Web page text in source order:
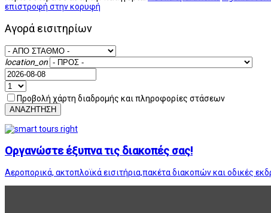
επιστροφή στην κορυφή
Αγορά εισιτηρίων
location_on
Προβολή χάρτη διαδρομής και πληροφορίες στάσεων
ΑΝΑΖΗΤΗΣΗ
Οργανώστε έξυπνα τις διακοπές σας!
Αεροπορικά, ακτοπλοϊκά εισιτήρια,πακέτα διακοπών και οδικές